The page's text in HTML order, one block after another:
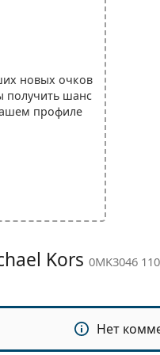
новых очков
получить шанс
профиле
Kors 0MK3046
Нет